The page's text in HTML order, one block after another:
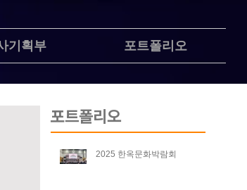
기획부 포트폴리오
포트폴리오
2025 한옥문화박람회